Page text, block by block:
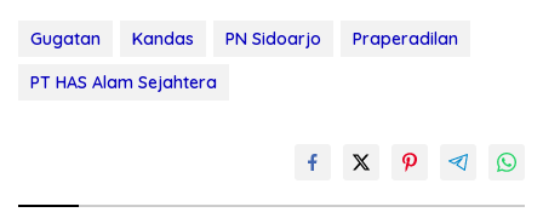
Gugatan Kandas PN Sidoarjo
Praperadilan
PT HAS Alam Sejahtera